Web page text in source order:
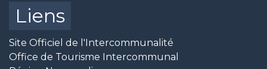
Liens
Site Officiel de l'Intercommunalité
Office de Tourisme Intercommunal